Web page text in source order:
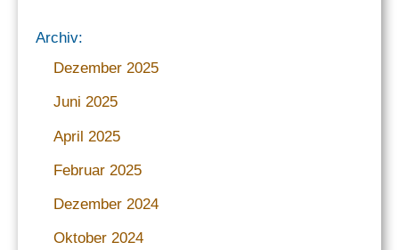
Archiv:
Dezember 2025
Juni 2025
April 2025
Februar 2025
Dezember 2024
Oktober 2024